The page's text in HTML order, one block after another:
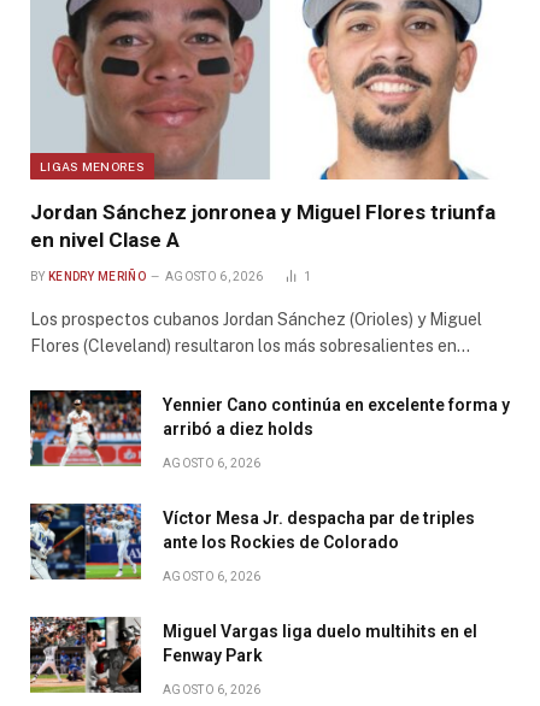
LIGAS MENORES
Jordan Sánchez jonronea y Miguel Flores triunfa
en nivel Clase A
BY KENDRY MERIÑO AGOSTO 6, 2026 1
Los prospectos cubanos Jordan Sánchez (Orioles) y Miguel
Flores (Cleveland) resultaron los más sobresalientes en…
Yennier Cano continúa en excelente forma y
arribó a diez holds
AGOSTO 6, 2026
Víctor Mesa Jr. despacha par de triples
ante los Rockies de Colorado
AGOSTO 6, 2026
Miguel Vargas liga duelo multihits en el
Fenway Park
AGOSTO 6, 2026